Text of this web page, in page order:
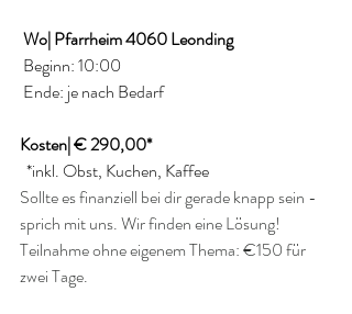
Wo| Pfarrheim 4060 Leonding
Beginn: 10:00
Ende: je nach Bedarf
Kosten| € 290,00*
*inkl. Obst, Kuchen, Kaffee
Sollte es finanziell bei dir gerade knapp sein -
sprich mit uns. Wir finden eine Lösung!
Teilnahme ohne eigenem Thema: €150 für
zwei Tage.